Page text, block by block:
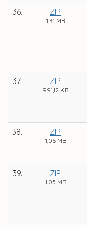
36. ZIP
1,31 MB
37. ZIP
991,12 KB
38. ZIP
1,06 MB
39. ZIP
1,05 MB